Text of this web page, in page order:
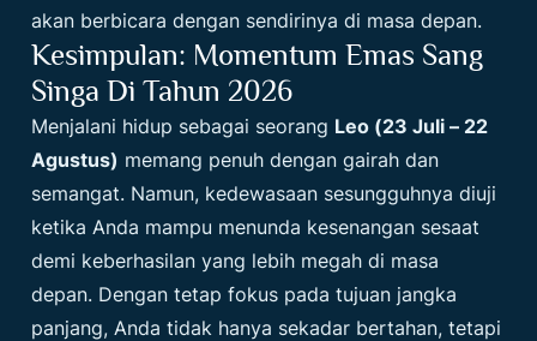
akan berbicara dengan sendirinya di masa depan.
Kesimpulan: Momentum Emas Sang
Singa Di Tahun 2026
Menjalani hidup sebagai seorang Leo (23 Juli – 22
Agustus) memang penuh dengan gairah dan
semangat. Namun, kedewasaan sesungguhnya diuji
ketika Anda mampu menunda kesenangan sesaat
demi keberhasilan yang lebih megah di masa
depan. Dengan tetap fokus pada tujuan jangka
panjang, Anda tidak hanya sekadar bertahan, tetapi